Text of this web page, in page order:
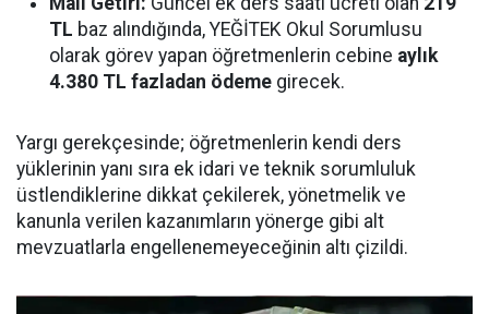
TL baz alındığında, YEĞİTEK Okul Sorumlusu
olarak görev yapan öğretmenlerin cebine aylık
4.380 TL fazladan ödeme girecek.
Yargı gerekçesinde; öğretmenlerin kendi ders
yüklerinin yanı sıra ek idari ve teknik sorumluluk
üstlendiklerine dikkat çekilerek, yönetmelik ve
kanunla verilen kazanımların yönerge gibi alt
mevzuatlarla engellenemeyeceğinin altı çizildi.